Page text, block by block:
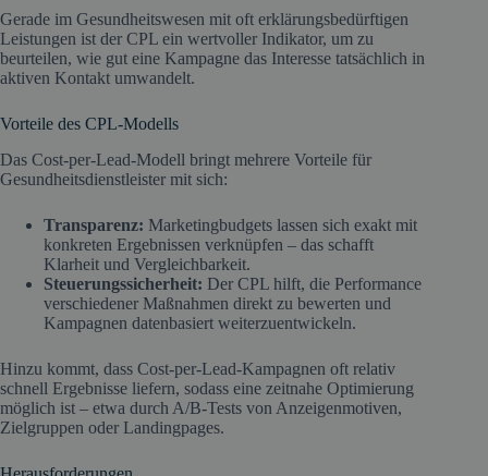
Gerade im Gesundheitswesen mit oft erklärungsbedürftigen
Leistungen ist der CPL ein wertvoller Indikator, um zu
beurteilen, wie gut eine Kampagne das Interesse tatsächlich in
aktiven Kontakt umwandelt.
Vorteile des CPL-Modells
Das Cost-per-Lead-Modell bringt mehrere Vorteile für
Gesundheitsdienstleister mit sich:
Transparenz: Marketingbudgets lassen sich exakt mit
konkreten Ergebnissen verknüpfen – das schafft
Klarheit und Vergleichbarkeit.
Steuerungssicherheit: Der CPL hilft, die Performance
verschiedener Maßnahmen direkt zu bewerten und
Kampagnen datenbasiert weiterzuentwickeln.
Hinzu kommt, dass Cost-per-Lead-Kampagnen oft relativ
schnell Ergebnisse liefern, sodass eine zeitnahe Optimierung
möglich ist – etwa durch A/B-Tests von Anzeigenmotiven,
Zielgruppen oder Landingpages.